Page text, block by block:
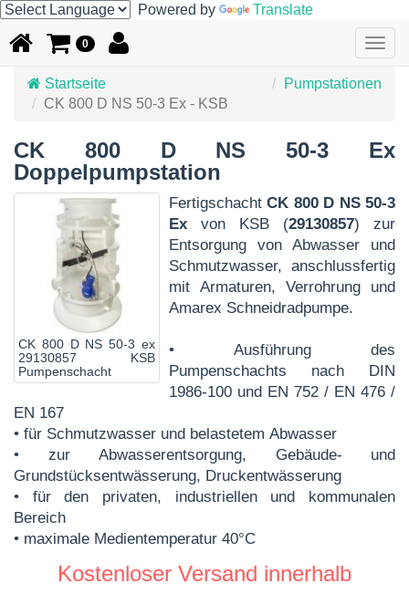
Powered by Translate
0
Startseite
Pumpstationen
CK 800 D NS 50-3 Ex - KSB
CK 800 D NS 50-3 Ex
Doppelpumpstation
CK 800 D NS 50-3 ex
29130857 KSB
Pumpenschacht
Fertigschacht CK 800 D NS 50-3
Ex von KSB (29130857) zur
Entsorgung von Abwasser und
Schmutzwasser, anschlussfertig
mit Armaturen, Verrohrung und
Amarex Schneidradpumpe.
• Ausführung des
Pumpenschachts nach DIN
1986-100 und EN 752 / EN 476 /
EN 167
• für Schmutzwasser und belastetem Abwasser
• zur Abwasserentsorgung, Gebäude- und
Grundstücksentwässerung, Druckentwässerung
• für den privaten, industriellen und kommunalen
Bereich
• maximale Medientemperatur 40°C
Kostenloser Versand innerhalb